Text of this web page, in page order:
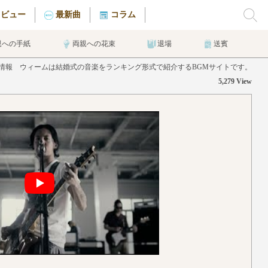
ュー 最新曲 コラム
への手紙 両親への花束 退場 送賓
報 ウィームは結婚式の音楽をランキング形式で紹介するBGMサイトです。
5,279 View